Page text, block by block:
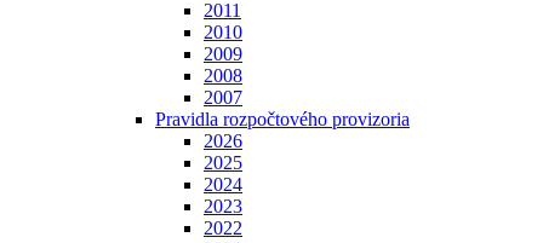
2011
2010
2009
2008
2007
Pravidla rozpočtového provizoria
2026
2025
2024
2023
2022